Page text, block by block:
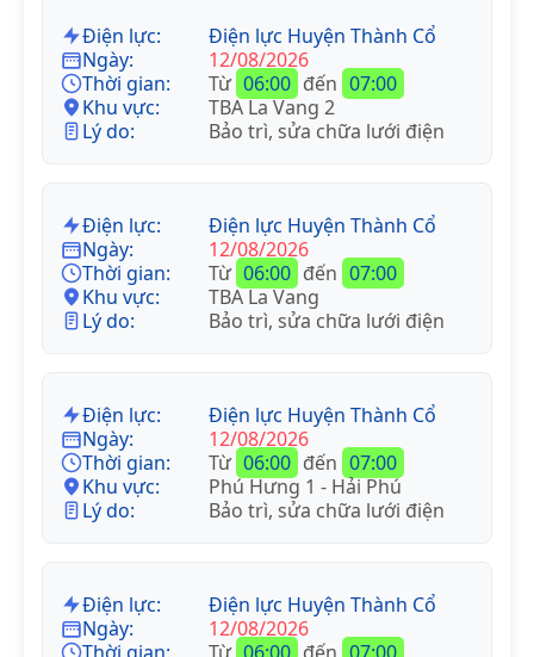
Điện lực:
Điện lực Huyện Thành Cổ
Ngày:
12/08/2026
Thời gian:
Từ 06:00 đến 07:00
Khu vực:
TBA La Vang 2
Lý do:
Bảo trì, sửa chữa lưới điện
Điện lực:
Điện lực Huyện Thành Cổ
Ngày:
12/08/2026
Thời gian:
Từ 06:00 đến 07:00
Khu vực:
TBA La Vang
Lý do:
Bảo trì, sửa chữa lưới điện
Điện lực:
Điện lực Huyện Thành Cổ
Ngày:
12/08/2026
Thời gian:
Từ 06:00 đến 07:00
Khu vực:
Phú Hưng 1 - Hải Phú
Lý do:
Bảo trì, sửa chữa lưới điện
Điện lực:
Điện lực Huyện Thành Cổ
Ngày:
12/08/2026